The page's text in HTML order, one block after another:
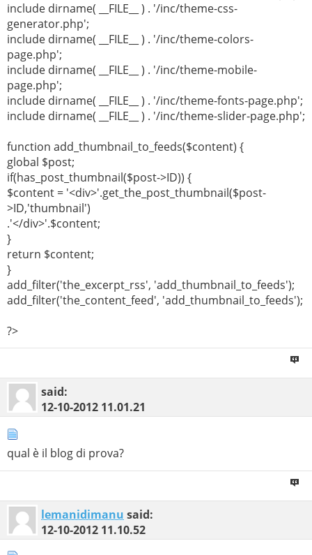
include dirname( __FILE__ ) . '/inc/theme-css-
generator.php';
include dirname( __FILE__ ) . '/inc/theme-colors-
page.php';
include dirname( __FILE__ ) . '/inc/theme-mobile-
page.php';
include dirname( __FILE__ ) . '/inc/theme-fonts-page.php';
include dirname( __FILE__ ) . '/inc/theme-slider-page.php';
function add_thumbnail_to_feeds($content) {
global $post;
if(has_post_thumbnail($post->ID)) {
$content = '<div>'.get_the_post_thumbnail($post-
>ID,'thumbnail')
.'</div>'.$content;
}
return $content;
}
add_filter('the_excerpt_rss', 'add_thumbnail_to_feeds');
add_filter('the_content_feed', 'add_thumbnail_to_feeds');
?>
said:
12-10-2012 11.01.21
qual è il blog di prova?
lemanidimanu said:
12-10-2012 11.10.52